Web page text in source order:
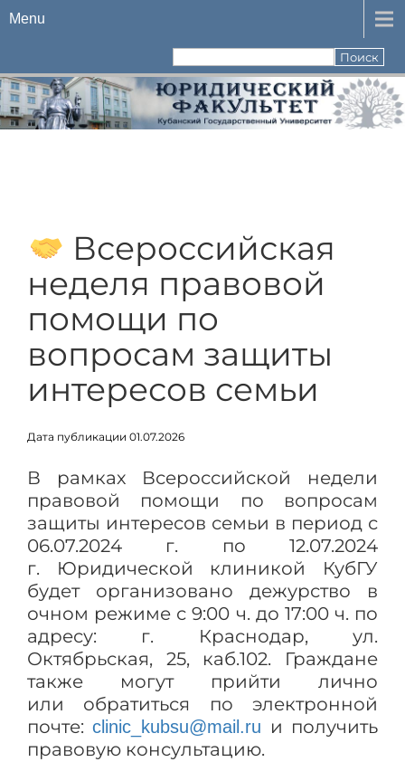
Menu
Всероссийская
неделя правовой
помощи по
вопросам защиты
интересов семьи
Дата публикации 01.07.2026
В рамках Всероссийской недели
правовой помощи по вопросам
защиты интересов семьи в период с
06.07.2024 г. по 12.07.2024
г. Юридической клиникой КубГУ
будет организовано дежурство в
очном режиме с 9:00 ч. до 17:00 ч. по
адресу: г. Краснодар, ул.
Октябрьская, 25, каб.102. Граждане
также могут прийти лично
или обратиться по электронной
почте:clinic_kubsu@mail.ru и получить
правовую консультацию.